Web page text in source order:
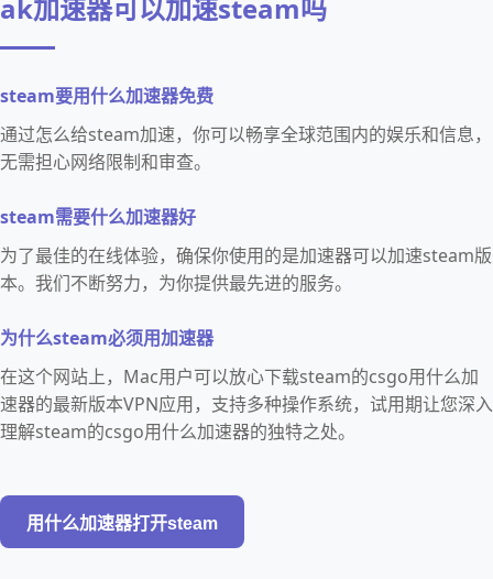
ak加速器可以加速steam吗
steam要用什么加速器免费
通过怎么给steam加速，你可以畅享全球范围内的娱乐和信息，
无需担心网络限制和审查。
steam需要什么加速器好
为了最佳的在线体验，确保你使用的是加速器可以加速steam版
本。我们不断努力，为你提供最先进的服务。
为什么steam必须用加速器
在这个网站上，Mac用户可以放心下载steam的csgo用什么加
速器的最新版本VPN应用，支持多种操作系统，试用期让您深入
理解steam的csgo用什么加速器的独特之处。
用什么加速器打开steam